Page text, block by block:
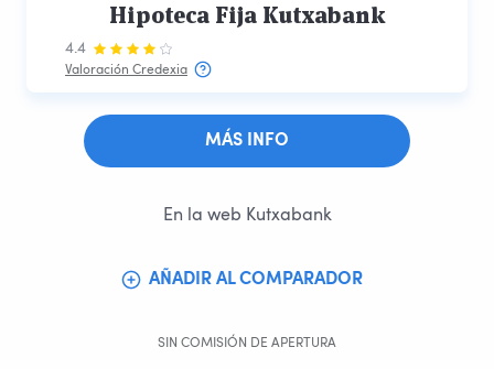
Hipoteca Fija Kutxabank
4.4
Valoración Credexia
MÁS INFO
En la web Kutxabank
AÑADIR AL COMPARADOR
SIN COMISIÓN DE APERTURA